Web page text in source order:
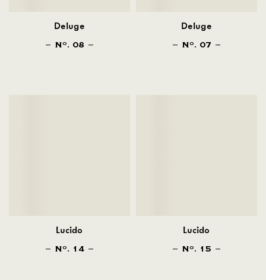
Deluge
NO . 08
Deluge
NO . 07
Lucido
NO . 14
Lucido
NO . 15